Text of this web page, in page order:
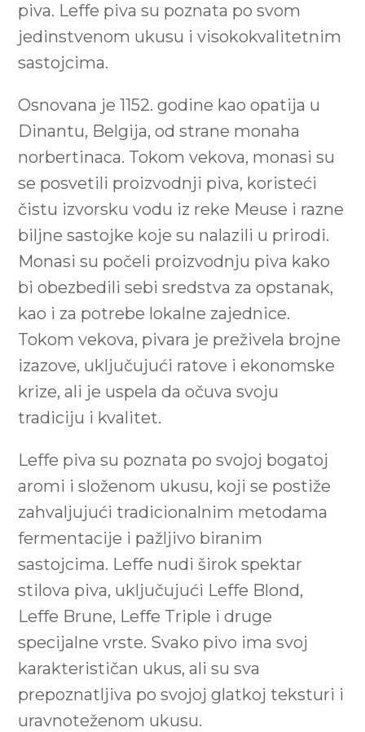
piva. Leffe piva su poznata po svom
jedinstvenom ukusu i visokokvalitetnim
sastojcima.
Osnovana je 1152. godine kao opatija u
Dinantu, Belgija, od strane monaha
norbertinaca. Tokom vekova, monasi su
se posvetili proizvodnji piva, koristeći
čistu izvorsku vodu iz reke Meuse i razne
biljne sastojke koje su nalazili u prirodi.
Monasi su počeli proizvodnju piva kako
bi obezbedili sebi sredstva za opstanak,
kao i za potrebe lokalne zajednice.
Tokom vekova, pivara je preživela brojne
izazove, uključujući ratove i ekonomske
krize, ali je uspela da očuva svoju
tradiciju i kvalitet.
Leffe piva su poznata po svojoj bogatoj
aromi i složenom ukusu, koji se postiže
zahvaljujući tradicionalnim metodama
fermentacije i pažljivo biranim
sastojcima. Leffe nudi širok spektar
stilova piva, uključujući Leffe Blond,
Leffe Brune, Leffe Triple i druge
specijalne vrste. Svako pivo ima svoj
karakterističan ukus, ali su sva
prepoznatljiva po svojoj glatkoj teksturi i
uravnoteženom ukusu.